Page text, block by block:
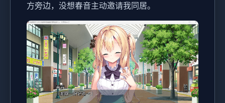
方旁边，没想春音主动邀请我同居。